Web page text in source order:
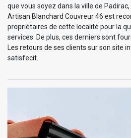
que vous soyez dans la ville de
Artisan Blanchard Couvreur 46 est
propriétaires de cette localité pour la
services. De plus, ces derniers sont
Les retours de ses clients sur son site
satisfecit.